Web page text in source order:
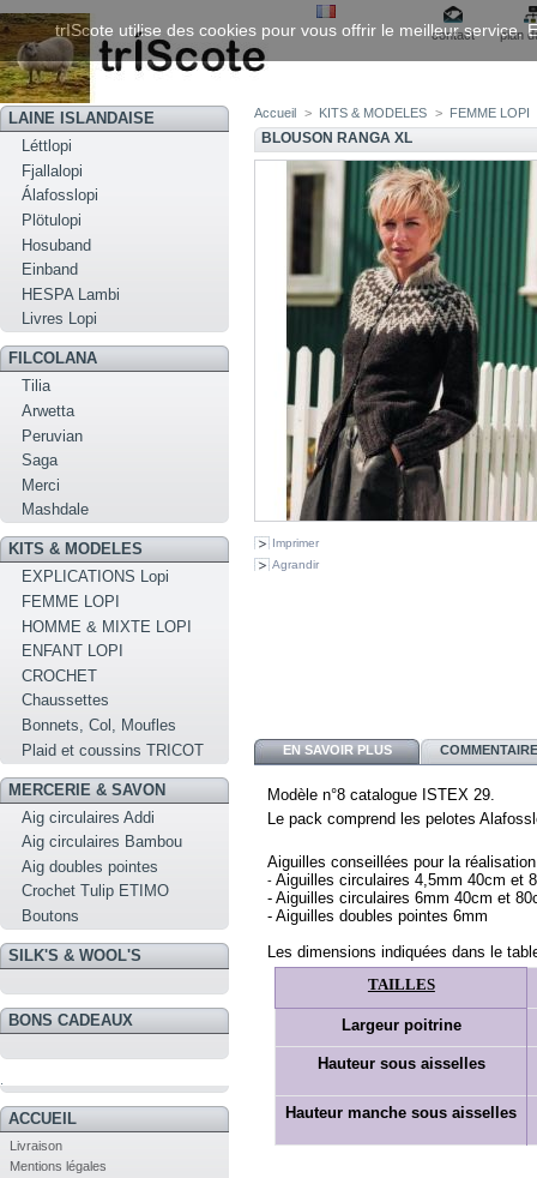
contact plan
LAINE ISLANDAISE
Léttlopi
Fjallalopi
Álafosslopi
Plötulopi
Hosuband
Einband
HESPA Lambi
Livres Lopi
FILCOLANA
Tilia
Arwetta
Peruvian
Saga
Merci
Mashdale
KITS & MODELES
EXPLICATIONS Lopi
FEMME LOPI
HOMME & MIXTE LOPI
ENFANT LOPI
CROCHET
Chaussettes
Bonnets, Col, Moufles
Plaid et coussins TRICOT
MERCERIE & SAVON
Aig circulaires Addi
Aig circulaires Bambou
Aig doubles pointes
Crochet Tulip ETIMO
Boutons
SILK'S & WOOL'S
BONS CADEAUX
ACCUEIL
Livraison
Mentions légales
Accueil > KITS & MODELES > FEMME LOPI
BLOUSON RANGA XL
Imprimer
Agrandir
EN SAVOIR PLUS
Modèle n°8 catalogue ISTEX 29.
Le pack comprend les pelotes
Aiguilles conseillées pour la
- Aiguilles circulaires 4,5mm 40cm et
- Aiguilles circulaires 6mm 40cm et
- Aiguilles doubles pointes 6mm
Les dimensions indiquées dans le
TAILLES
Largeur poitrine
Hauteur sous aisselles
Hauteur manche sous aisselles
trIScote utilise des cookies pour vous offrir le meilleur